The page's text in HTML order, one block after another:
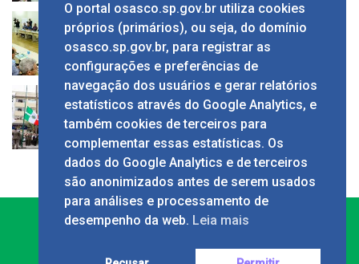
Grupo apresenta ao prefeito sugestão de alíquota
única de ISS
24 de novembro de 2019
Solenidade em comemoração ao Dia da Bandeira
no Calçadão
24 de novembro de 2019
O portal osasco.sp.gov.br utiliza cookies
próprios (primários), ou seja, do domínio
osasco.sp.gov.br, para registrar as
configurações e preferências de
navegação dos usuários e gerar relatórios
estatísticos através do Google Analytics, e
também cookies de terceiros para
complementar essas estatísticas. Os
dados do Google Analytics e de terceiros
são anonimizados antes de serem usados
para análises e processamento de
desempenho da web. Leia mais